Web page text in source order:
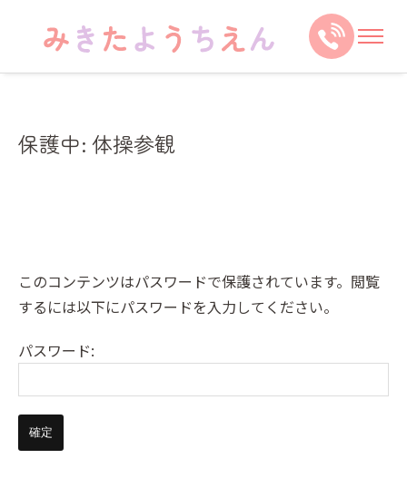
保護中: 体操参観
このコンテンツはパスワードで保護されています。閲覧
するには以下にパスワードを入力してください。
パスワード: